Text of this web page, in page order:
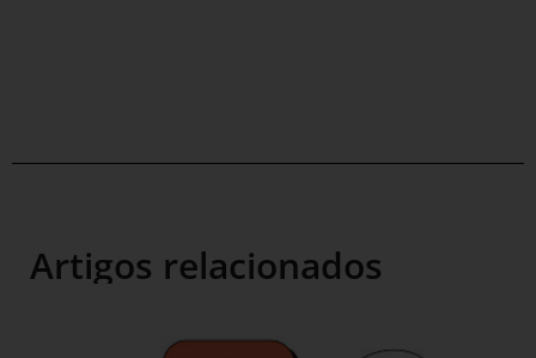
Artigos relacionados